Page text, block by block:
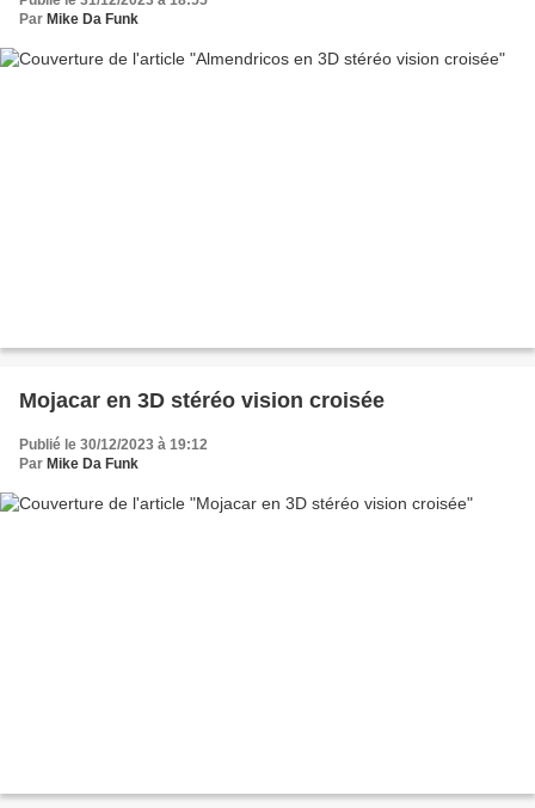
Par Mike Da Funk
Mojacar en 3D stéréo vision croisée
Publié le 30/12/2023 à 19:12
Par Mike Da Funk